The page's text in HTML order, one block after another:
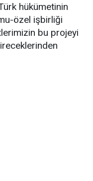
hükümetinin
özel işbirliği
bu projeyi